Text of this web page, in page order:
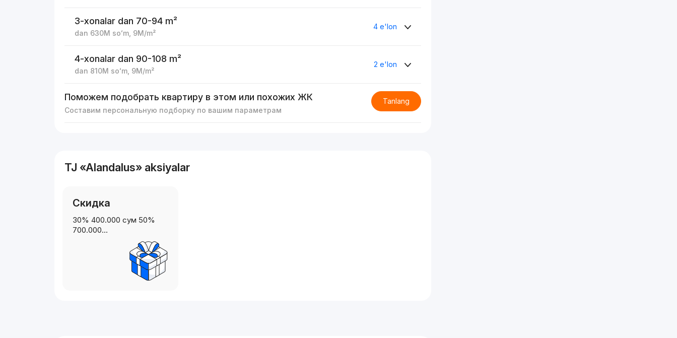
3-xonalar dan 70-94 m²
dan 630M soʻm 9M/m²
4 e'lon
4-xonalar dan 90-108 m²
dan 810M soʻm 9M/m²
2 e'lon
Поможем подобрать квартиру в этом или похожих ЖК
Составим персональную подборку по вашим параметрам
Tanlang
TJ «Alandalus» aksiyalar
Скидка
30% 400.000 сум 50%
700.000…